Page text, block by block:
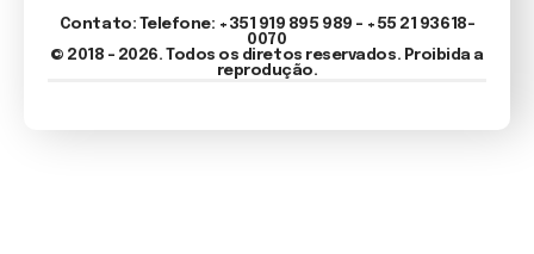
Contato: Telefone: +351 919 895 989 – +55 21 93618-
0070
© 2018 - 2026. Todos os diretos reservados. Proibida a
reprodução.